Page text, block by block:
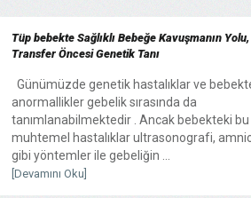
Tüp bebekte Sağlıklı Bebeğe Kavuşmanın Yolu,
Transfer Öncesi Genetik Tanı
Günümüzde genetik hastalıklar ve
anormallikler gebelik sırasında da
tanımlanabilmektedir . Ancak bebekteki bu
muhtemel hastalıklar ultrasonografi,
gibi yöntemler ile gebeliğin ...
[Devamını Oku]